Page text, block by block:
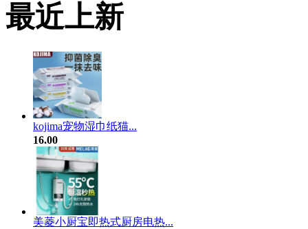
最近上新
kojima宠物湿巾纸猫...
16.00
美菱小厨宝即热式厨房电热...